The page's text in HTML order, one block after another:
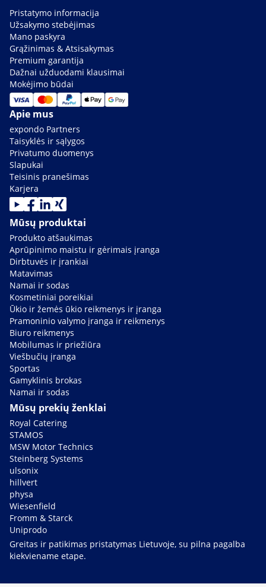
Pristatymo informacija
Užsakymo stebėjimas
Mano paskyra
Grąžinimas & Atsisakymas
Premium garantija
Dažnai užduodami klausimai
Mokėjimo būdai
Apie mus
expondo Partners
Taisyklės ir sąlygos
Privatumo duomenys
Slapukai
Teisinis pranešimas
Karjera
Mūsų produktai
Produkto atšaukimas
Aprūpinimo maistu ir gėrimais įranga
Dirbtuvės ir įrankiai
Matavimas
Namai ir sodas
Kosmetiniai poreikiai
Ūkio ir žemės ūkio reikmenys ir įranga
Pramoninio valymo įranga ir reikmenys
Biuro reikmenys
Mobilumas ir priežiūra
Viešbučių įranga
Sportas
Gamyklinis brokas
Namai ir sodas
Mūsų prekių ženklai
Royal Catering
STAMOS
MSW Motor Technics
Steinberg Systems
ulsonix
hillvert
physa
Wiesenfield
Fromm & Starck
Uniprodo
Greitas ir patikimas pristatymas Lietuvoje, su pilna pagalba
kiekviename etape.